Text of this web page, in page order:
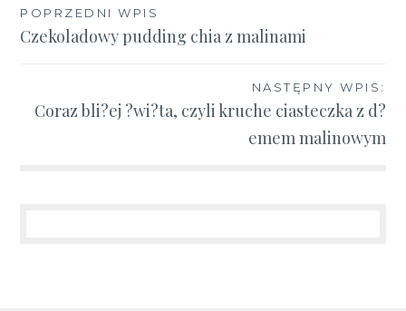
Nawigacja
wpisu
POPRZEDNI WPIS
Czekoladowy pudding chia z malinami
NASTĘPNY WPIS:
Coraz bli?ej ?wi?ta, czyli kruche ciasteczka z d?
emem malinowym